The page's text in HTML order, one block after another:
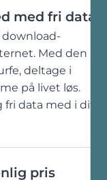
med fri data
download-
Med den
deltage i
på livet løs.
data med i dit
pris